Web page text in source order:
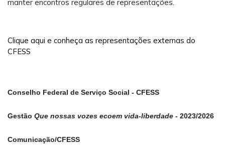
manter encontros regulares de representações.
Clique aqui e conheça as representações externas do
CFESS
Conselho Federal de Serviço Social - CFESS
Gestão Que nossas vozes ecoem vida-liberdade - 2023/2026
Comunicação/CFESS